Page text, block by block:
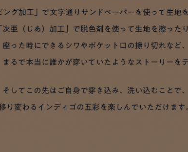
ング加工」で文字通りサンドペーパーを使って生地
次亜（じあ）加工」で脱色剤を使って生地を擦ったり
座った時にできるシワやポケット口の擦り切れなど、
るで本当に誰かが穿いていたようなストーリーを
そしてこの先はご自身で穿き込み、洗い込むことで、
り変わるインディゴの五彩を楽しんでいただけます